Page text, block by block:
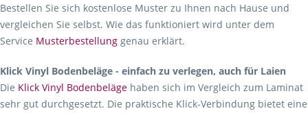
Bestellen Sie sich kostenlose Muster zu Ihnen nach Hause und
vergleichen Sie selbst. Wie das funktioniert wird unter dem
Service Musterbestellung genau erklärt.
Klick Vinyl Bodenbeläge - einfach zu verlegen, auch für Laien
Die Klick Vinyl Bodenbeläge haben sich im Vergleich zum Laminat
sehr gut durchgesetzt. Die praktische Klick-Verbindung bietet eine